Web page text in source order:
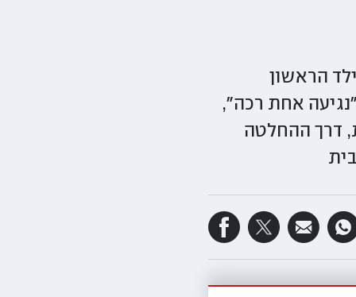
הראשון
חגיגות 40 השנה לאלבום "נגיעה אחת רכה",
דרך ההחלטה